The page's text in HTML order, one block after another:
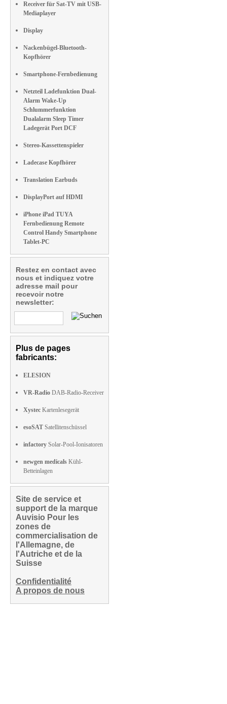
Receiver für Sat-TV mit USB-
Mediaplayer
Display
Nackenbügel-Bluetooth-
Kopfhörer
Smartphone-Fernbedienung
Netzteil Ladefunktion Dual-
Alarm Wake-Up
Schlummerfunktion
Dualalarm Sleep Timer
Ladegerät Port DCF
Stereo-Kassettenspieler
Ladecase Kopfhörer
Translation Earbuds
DisplayPort auf HDMI
iPhone iPad TUYA
Fernbedienung Remote
Control Handy Smartphone
Tablet-PC
Restez en contact avec
nous et indiquez votre
adresse mail pour
recevoir notre
newsletter:
Plus de pages
fabricants:
ELESION
VR-Radio DAB-Radio-Receiver
Xystec Kartenlesegerät
esoSAT Satellitenschüssel
infactory Solar-Pool-Ionisatoren
newgen medicals Kühl-
Betteinlagen
Site de service et
support de la marque
Auvisio Pour les
zones de
commercialisation de
l'Allemagne, de
l'Autriche et de la
Suisse
Confidentialité
A propos de nous